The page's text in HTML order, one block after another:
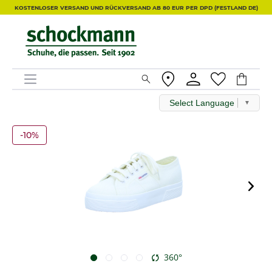
KOSTENLOSER VERSAND UND RÜCKVERSAND AB 80 EUR PER DPD (FESTLAND DE)
Select Language ▼
-10%
360°